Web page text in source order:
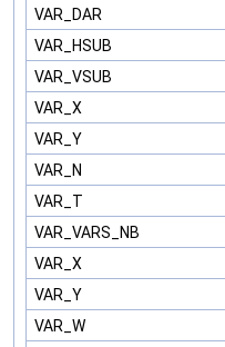
VAR_DAR
VAR_HSUB
VAR_VSUB
VAR_X
VAR_Y
VAR_N
VAR_T
VAR_VARS_NB
VAR_X
VAR_Y
VAR_W